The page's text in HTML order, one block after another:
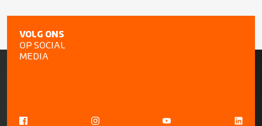
VOLG ONS
OP SOCIAL
MEDIA